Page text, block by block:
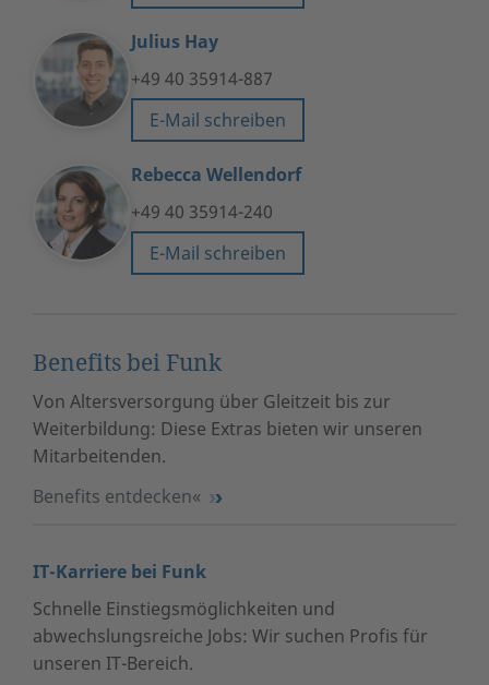
Julius Hay
+49 40 35914-887
E-Mail schreiben
Rebecca Wellendorf
+49 40 35914-240
E-Mail schreiben
Benefits bei Funk
Von Altersversorgung über Gleitzeit bis zur
Weiterbildung: Diese Extras bieten wir unseren
Mitarbeitenden.
Benefits entdecken
IT-Karriere bei Funk
Schnelle Einstiegsmöglichkeiten und
abwechslungsreiche Jobs: Wir suchen Profis für
unseren IT-Bereich.